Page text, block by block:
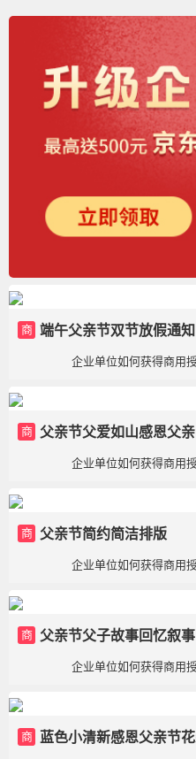
商 端午父亲节双节放假通知
企业单位如何获得商用
商 父亲节父爱如山感恩父亲
企业单位如何获得商用
商 父亲节简约简洁排版
企业单位如何获得商用
商 父亲节父子故事回忆叙事
企业单位如何获得商用
商 蓝色小清新感恩父亲节